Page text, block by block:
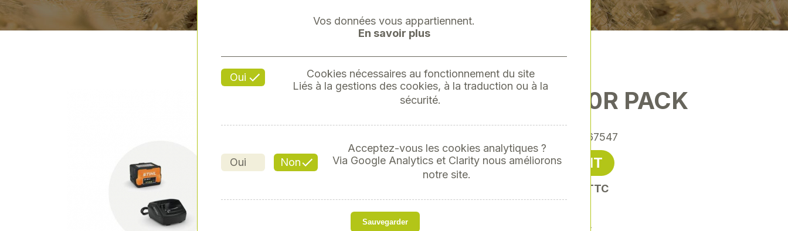
STIHL - FSA80R PACK
: 00067547
415,00 € HT
soit 498,00 € TTC
Marque
STIHL
Vos données vous appartiennent.
En savoir plus
Oui
Cookies nécessaires au fonctionnement du site
Liés à la gestions des cookies, à la traduction ou à la
sécurité.
Oui Non
Acceptez-vous les cookies analytiques ?
Via Google Analytics et Clarity nous améliorons
notre site.
Sauvegarder